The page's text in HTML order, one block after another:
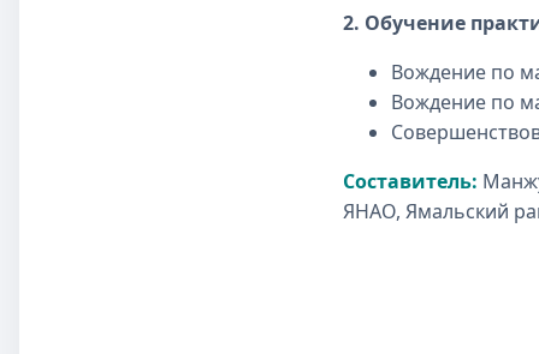
2. Обучение
Вождение по
Вождение по
Составитель:
ЯНАО, Ямальский